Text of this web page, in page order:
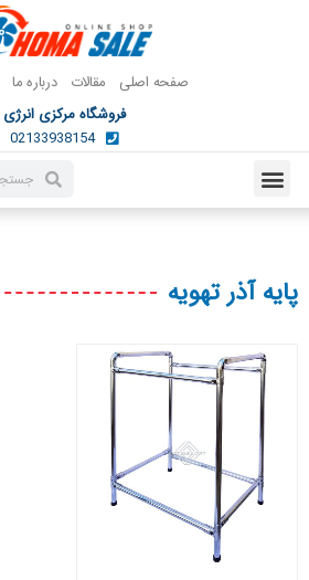
صفحه اصلی مقالات درباره ما
فروشگاه مرکزی انرژی
02133938154
پایه آذر تهویه